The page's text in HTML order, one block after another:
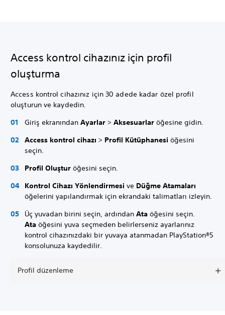
Access kontrol cihazınız için profil
oluşturma
Access kontrol cihazınız için 30 adede kadar özel profil
oluşturun ve kaydedin.
Giriş ekranından Ayarlar > Aksesuarlar öğesine gidin.
Access kontrol cihazı > Profil Kütüphanesi öğesini
seçin.
Profil Oluştur öğesini seçin.
Kontrol Cihazı Yönlendirmesi ve Düğme Atamaları
öğelerini yapılandırmak için ekrandaki talimatları izleyin.
Üç yuvadan birini seçin, ardından Ata öğesini seçin.
Ata öğesini yuva seçmeden belirlerseniz ayarlarınız
kontrol cihazınızdaki bir yuvaya atanmadan PlayStation®5
konsolunuza kaydedilir.
Profil düzenleme